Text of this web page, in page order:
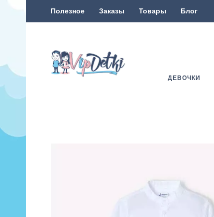
Полезное Заказы Товары Блог
ДЕВОЧКИ